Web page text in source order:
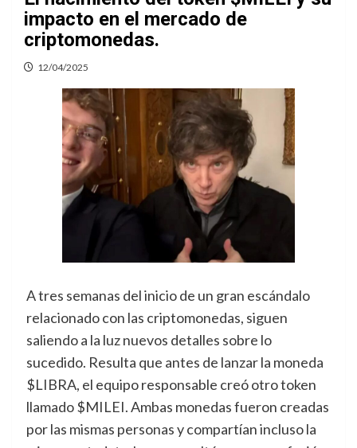
impacto en el mercado de
criptomonedas.
12/04/2025
A tres semanas del inicio de un gran escándalo
relacionado con las criptomonedas, siguen
saliendo a la luz nuevos detalles sobre lo
sucedido. Resulta que antes de lanzar la moneda
$LIBRA, el equipo responsable creó otro token
llamado $MILEI. Ambas monedas fueron creadas
por las mismas personas y compartían incluso la